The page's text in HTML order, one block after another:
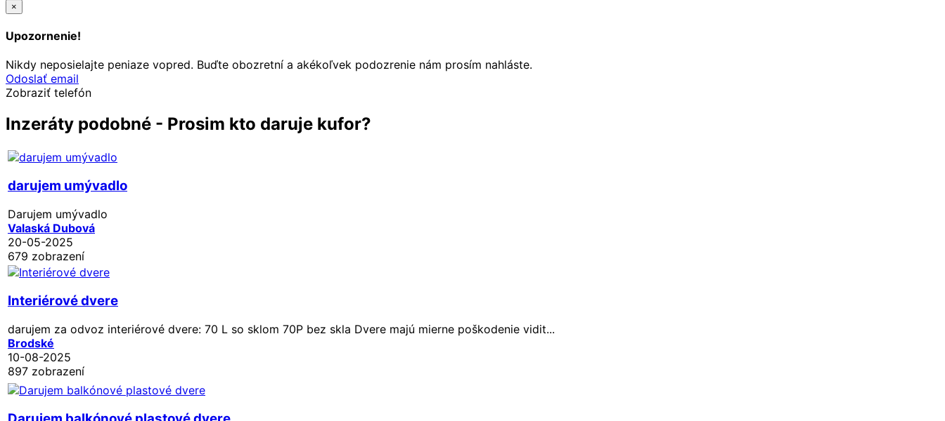
×
Upozornenie!
Nikdy neposielajte peniaze vopred. Buďte obozretní a akékoľvek podozrenie nám prosím nahláste.
Odoslať email
Zobraziť telefón
Inzeráty podobné - Prosim kto daruje kufor?
darujem umývadlo
Darujem umývadlo
Valaská Dubová
20-05-2025
679 zobrazení
Interiérové dvere
darujem za odvoz interiérové dvere: 70 L so sklom 70P bez skla Dvere majú mierne poškodenie vidit...
Brodské
10-08-2025
897 zobrazení